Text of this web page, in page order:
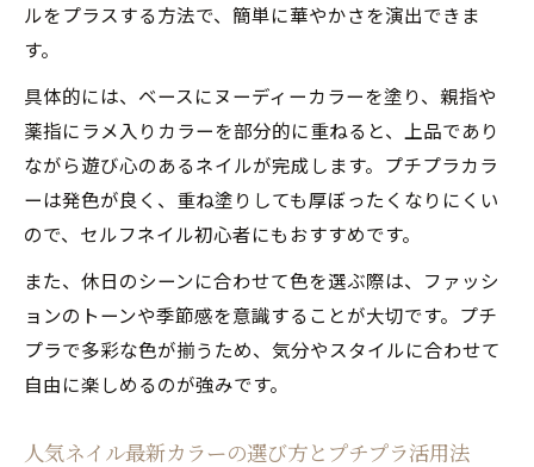
ルをプラスする方法で、簡単に華やかさを演出できま
す。
具体的には、ベースにヌーディーカラーを塗り、親指や
薬指にラメ入りカラーを部分的に重ねると、上品であり
ながら遊び心のあるネイルが完成します。プチプラカラ
ーは発色が良く、重ね塗りしても厚ぼったくなりにくい
ので、セルフネイル初心者にもおすすめです。
また、休日のシーンに合わせて色を選ぶ際は、ファッシ
ョンのトーンや季節感を意識することが大切です。プチ
プラで多彩な色が揃うため、気分やスタイルに合わせて
自由に楽しめるのが強みです。
人気ネイル最新カラーの選び方とプチプラ活用法